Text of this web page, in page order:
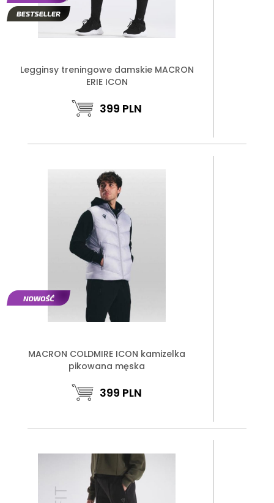
Legginsy treningowe damskie MACRON
ERIE ICON
399 PLN
MACRON COLDMIRE ICON kamizelka
pikowana męska
399 PLN